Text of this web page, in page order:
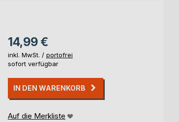
14,99 €
inkl. MwSt. / portofrei
sofort verfügbar
IN DEN WARENKORB
Auf die Merkliste